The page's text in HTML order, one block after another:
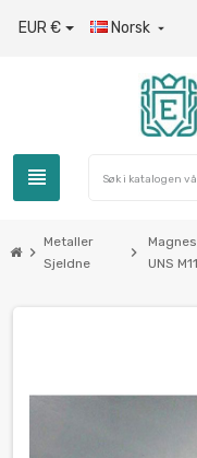
EUR € Norsk 
view_headline
chevron_right
Metaller
Sjeldne
chevron_right
UNS